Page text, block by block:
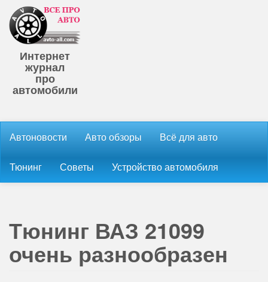
Интернет
журнал
про
автомобили
Автоновости Авто обзоры Всё для авто
Тюнинг Советы Устройство автомобиля
Тюнинг ВАЗ 21099
очень разнообразен